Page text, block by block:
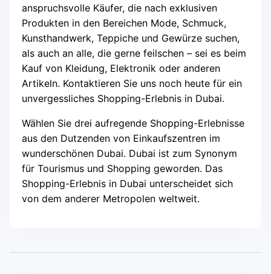
anspruchsvolle Käufer, die nach exklusiven
Produkten in den Bereichen Mode, Schmuck,
Kunsthandwerk, Teppiche und Gewürze suchen,
als auch an alle, die gerne feilschen – sei es beim
Kauf von Kleidung, Elektronik oder anderen
Artikeln. Kontaktieren Sie uns noch heute für ein
unvergessliches Shopping-Erlebnis in Dubai.
Wählen Sie drei aufregende Shopping-Erlebnisse
aus den Dutzenden von Einkaufszentren im
wunderschönen Dubai. Dubai ist zum Synonym
für Tourismus und Shopping geworden. Das
Shopping-Erlebnis in Dubai unterscheidet sich
von dem anderer Metropolen weltweit.